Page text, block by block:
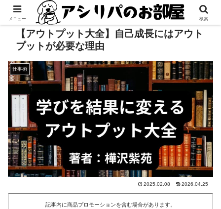
【アウトプット大全】自己成長にはアウト
プットが必要な理由
仕事術
2025.02.08 2026.04.25
記事内に商品プロモーションを含む場合があります。
メニュー 検索